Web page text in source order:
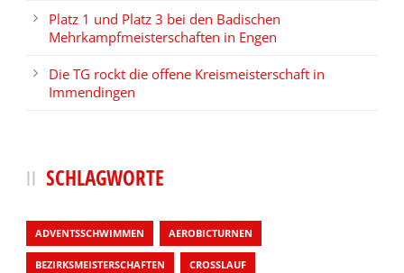
Platz 1 und Platz 3 bei den Badischen
Mehrkampfmeisterschaften in Engen
Die TG rockt die offene Kreismeisterschaft in
Immendingen
SCHLAGWORTE
ADVENTSSCHWIMMEN AEROBICTURNEN
BEZIRKSMEISTERSCHAFTEN CROSSLAUF